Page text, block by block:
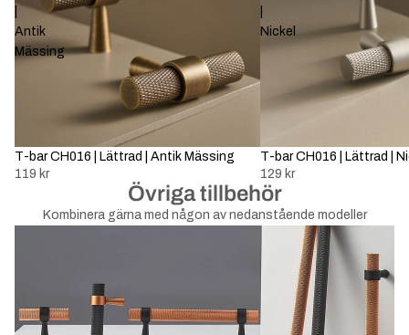
Antik
Mässing
T-bar CH016 | Lättrad | Antik Mässing
119 kr
Nickel
T-bar CH016 | Lättrad |
129 kr
Övriga tillbehör
Kombinera gärna med någon av nedanstående modeller